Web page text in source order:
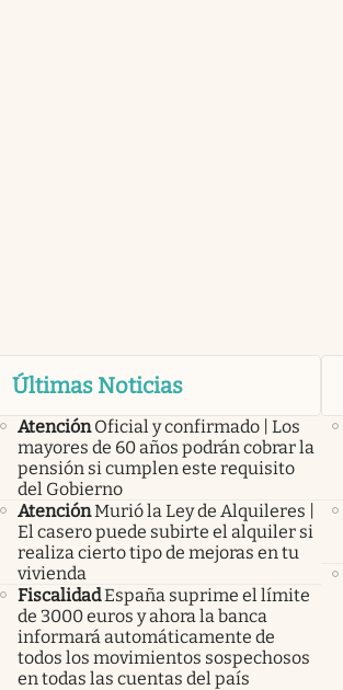
Últimas Noticias
Atención Oficial y confirmado | Los
mayores de 60 años podrán cobrar la
pensión si cumplen este requisito
del Gobierno
AtenciónMurió la Ley de Alquileres |
El casero puede subirte el alquiler si
realiza cierto tipo de mejoras en tu
vivienda
FiscalidadEspaña suprime el límite
de 3000 euros y ahora la banca
informará automáticamente de
todos los movimientos sospechosos
en todas las cuentas del país